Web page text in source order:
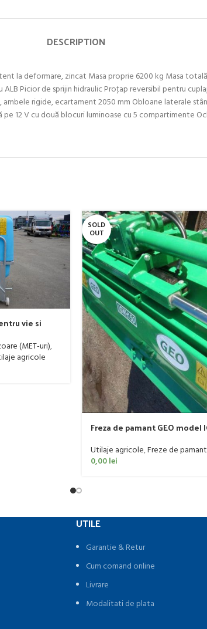
DESCRIPTION
la deformare, zincat Masa proprie 6200 kg Masa
Picior de sprijin hidraulic Proţap reversibil pentru
ambele rigide, ecartament 2050 mm Obloane laterale
12 V cu două blocuri luminoase cu 5 compartimente
vie si
(MET-uri),
agricole
SOLD
OUT
Freza de pamant GEO model
Utilaje agricole,Freze de pamant
0,00lei
UTILE
Garantie & Retur
Cum comand online
Livrare
Modalitati de plata